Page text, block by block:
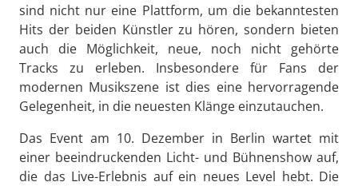
sind nicht nur eine Plattform, um die bekanntesten
Hits der beiden Künstler zu hören, sondern bieten
auch die Möglichkeit, neue, noch nicht gehörte
Tracks zu erleben. Insbesondere für Fans der
modernen Musikszene ist dies eine hervorragende
Gelegenheit, in die neuesten Klänge einzutauchen.
Das Event am 10. Dezember in Berlin wartet mit
einer beeindruckenden Licht- und Bühnenshow auf,
die das Live-Erlebnis auf ein neues Level hebt. Die